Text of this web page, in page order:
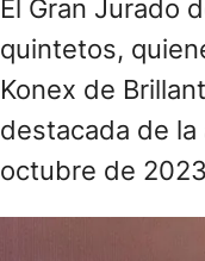
El Gran Jurado
quintetos,
Konex de
destacada de
octubre de